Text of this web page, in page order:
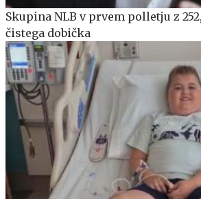
Skupina NLB v prvem polletju z
čistega dobička